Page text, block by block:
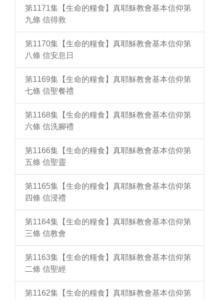
第1171集【生命的糧食】真耶穌教會基本信仰第
九條 信得救
第1170集【生命的糧食】真耶穌教會基本信仰第
八條 信安息日
第1169集【生命的糧食】真耶穌教會基本信仰第
七條 信聖餐禮
第1168集【生命的糧食】真耶穌教會基本信仰第
六條 信洗腳禮
第1166集【生命的糧食】真耶穌教會基本信仰第
五條 信聖靈
第1165集【生命的糧食】真耶穌教會基本信仰第
四條 信浸禮
第1164集【生命的糧食】真耶穌教會基本信仰第
三條 信教會
第1163集【生命的糧食】真耶穌教會基本信仰第
二條 信聖經
第1162集【生命的糧食】真耶穌教會基本信仰第